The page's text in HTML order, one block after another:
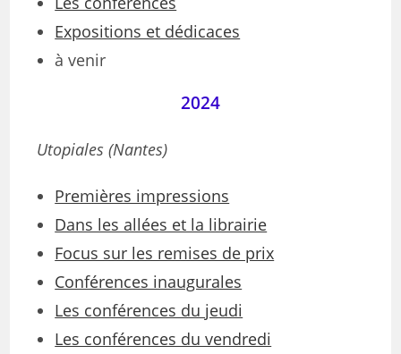
Expositions et dédicaces
à venir
2024
Utopiales (Nantes)
Premières impressions
Dans les allées et la librairie
Focus sur les remises de prix
Conférences inaugurales
Les conférences du jeudi
Les conférences du vendredi